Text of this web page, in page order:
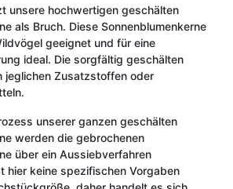
unsere hochwertigen geschälten
als Bruch. Diese Sonnenblumenkerne
geeignet und für eine
ideal. Die sorgfältig geschälten
jeglichen Zusatzstoffen oder
unserer ganzen geschälten
werden die gebrochenen
über ein Aussiebverfahren
hier keine spezifischen Vorgaben